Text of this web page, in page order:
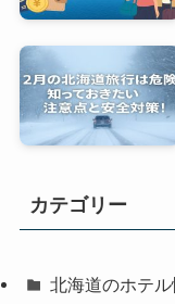
カテゴリー
北海道のホテル